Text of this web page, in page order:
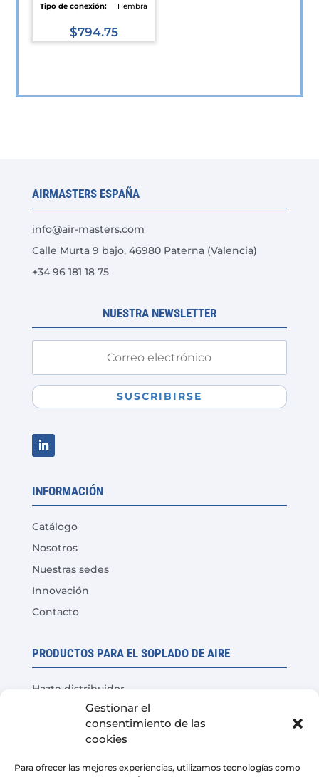
Gestionar el
consentimiento de las
cookies
Para ofrecer las mejores experiencias, utilizamos tecnologías como
Tipo de conexión:
Hembra
$794.75
pueden
en
la
página
producto
AIRMASTERS ESPAÑA
info@air-masters.com
Calle Murta 9 bajo, 46980 Paterna (Valencia)
+34 96 181 18 75
NUESTRA NEWSLETTER
SUSCRIBIRSE
INFORMACIÓN
Catálogo
Nosotros
Nuestras sedes
Innovación
Contacto
PRODUCTOS PARA EL SOPLADO DE AIRE
Hazte distribuidor
Prueba del producto
Preguntas Frecuentes